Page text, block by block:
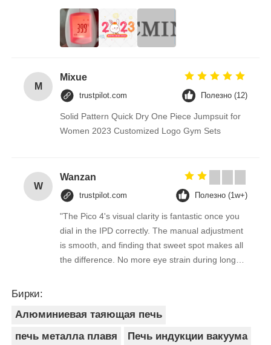
M
Mixue
trustpilot.com Полезно (12)
Solid Pattern Quick Dry One Piece Jumpsuit for
Women 2023 Customized Logo Gym Sets
W
Wanzan
trustpilot.com Полезно (1w+)
"The Pico 4's visual clarity is fantastic once you
dial in the IPD correctly. The manual adjustment
is smooth, and finding that sweet spot makes all
the difference. No more eye strain during long
manual adjustment is smooth, and finding that
sweet spot makes all the difference. No more
Бирки:
Алюминиевая таяющая печь
печь металла плавя
Печь индукции вакуума